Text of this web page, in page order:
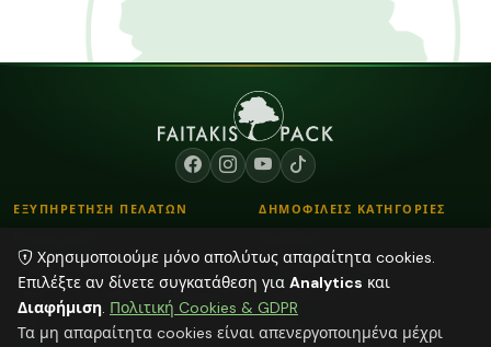
ΕΞΥΠΗΡΕΤΗΣΗ ΠΕΛΑΤΩΝ
Τρόποι Παραγγελίας
Τρόποι Αποστολής & Πληρωμής
Blog
ΔΗΜΟΦΙΛΕΙΣ ΚΑΤΗΓΟΡΙΕΣ
Λουλούδια - Βάζα
Αποξηραμένα φυτά
Χρησιμοποιούμε μόνο απολύτως απαραίτητα cookies.
Επιλέξτε αν δίνετε συγκατάθεση για Analytics και
Διαφήμιση. Πολιτική Cookies & GDPR
Τα μη απαραίτητα cookies είναι απενεργοποιημένα μέχρι